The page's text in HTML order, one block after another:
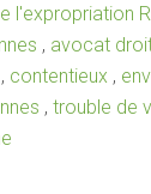
l'expropriation
, avocat
, contentieux ,
, trouble de